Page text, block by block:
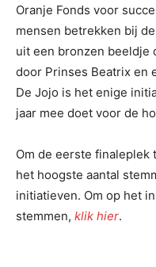
Oranje Fonds voor
mensen betrekken bij
uit een bronzen beeldje
door Prinses Beatrix en
De Jojo is het enige
jaar mee doet voor de
Om de eerste finaleplek
het hoogste aantal
initiatieven. Om op het
stemmen, klik hier.